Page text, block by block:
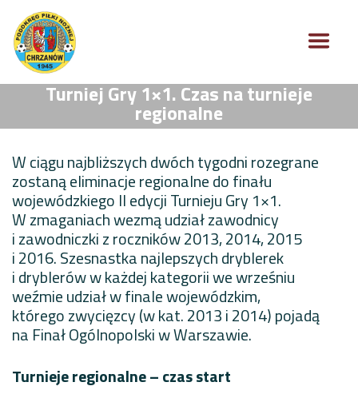
Turniej Gry 1×1. Czas na turnieje
regionalne
W ciągu najbliższych dwóch tygodni rozegrane
zostaną eliminacje regionalne do finału
wojewódzkiego II edycji Turnieju Gry 1×1.
W zmaganiach wezmą udział zawodnicy
i zawodniczki z roczników 2013, 2014, 2015
i 2016. Szesnastka najlepszych dryblerek
i dryblerów w każdej kategorii we wrześniu
weźmie udział w finale wojewódzkim,
którego zwycięzcy (w kat. 2013 i 2014) pojadą
na Finał Ogólnopolski w Warszawie.
Turnieje regionalne – czas start